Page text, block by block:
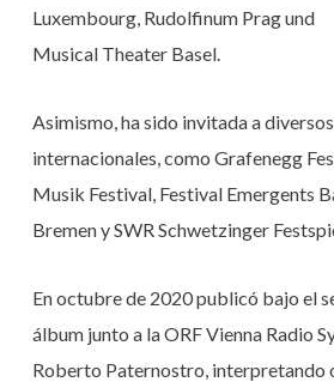
Luxembourg, Rudolfinum Prag und
Musical Theater Basel.
Asimismo, ha sido invitada a
internacionales, como Grafenegg
Musik Festival, Festival Emergents
Bremen y SWR Schwetzinger
En octubre de 2020 publicó bajo el
álbum junto a la ORF Vienna Radio
Roberto Paternostro, interpretando